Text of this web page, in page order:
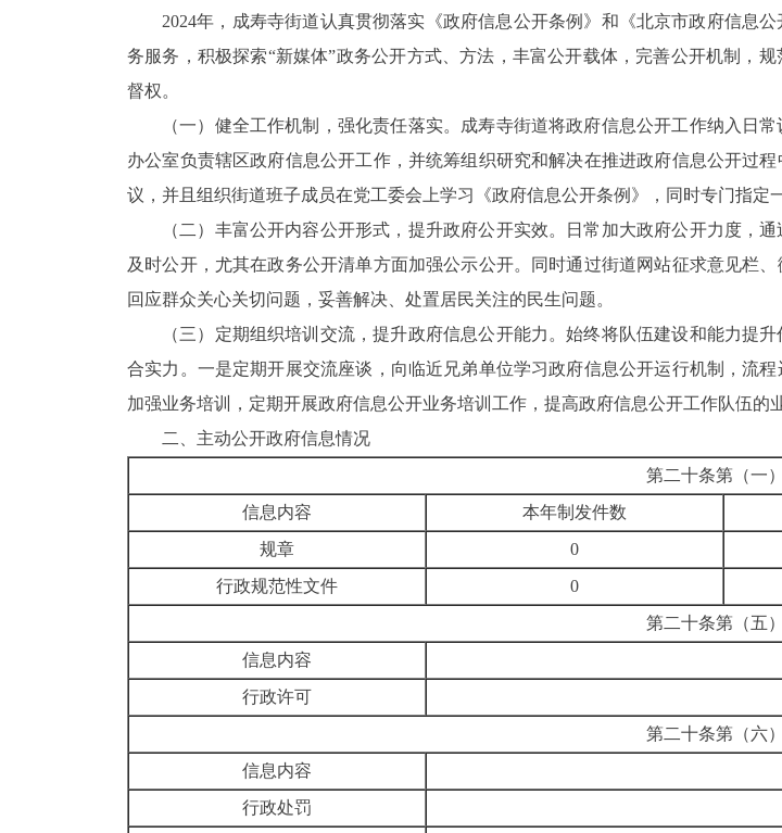
2024年，成寿寺街道认真贯彻落实《政府信息公开条例》和《北京市政府信息
务服务，积极探索“新媒体”政务公开方式、方法，丰富公开载体，完善公开机制，
督权。
（一）健全工作机制，强化责任落实。成寿寺街道将政府信息公开工作纳入日
办公室负责辖区政府信息公开工作，并统筹组织研究和解决在推进政府信息公开过
议，并且组织街道班子成员在党工委会上学习《政府信息公开条例 》， 同时专门指定
（二）丰富公开内容公开形式，提升政府公开实效。日常加大政府公开力度，
及时公开，尤其在政务公开清单方面加强公示公开。同时通过街道网站征求意见栏
回应群众关心关切问题，妥善解决、处置居民关注的民生问题。
（三）定期组织培训交流，提升政府信息公开能力。始终将队伍建设和能力提
合实力。一是定期开展交流座谈，向临近兄弟单位学习政府信息公开运行机制，流程
加强业务培训，定期开展政府信息公开业务培训工作，提高政府信息公开工作队伍的
二、 主动公开政府信息情况
第二十条第（一
信息内容
本年制发件数
规章
0
行政规范性文件
0
第二十条第（五
信息内容
行政许可
第二十条第（六
信息内容
行政处罚